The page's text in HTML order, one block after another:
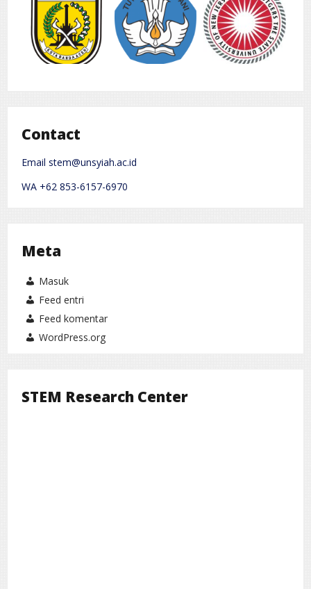
Contact
Email stem@unsyiah.ac.id
WA +62 853-6157-6970
Meta
Masuk
Feed entri
Feed komentar
WordPress.org
STEM Research Center